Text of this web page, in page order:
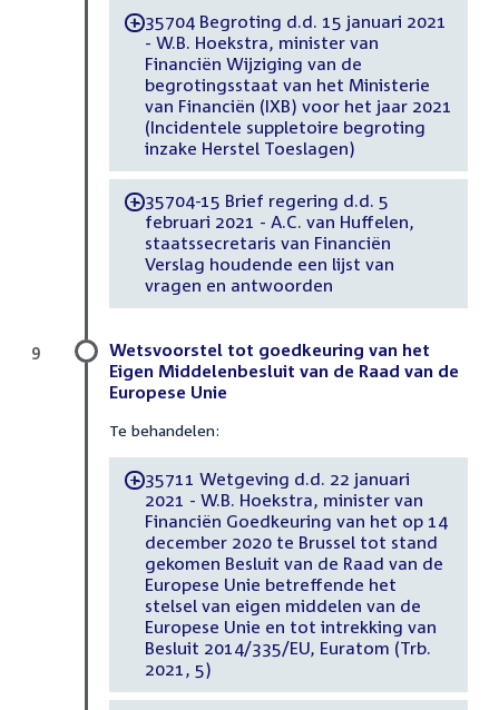
-35704 Begroting d.d. 15 januari 2021
- W.B. Hoekstra, minister van
Financiën Wijziging van de
begrotingsstaat van het Ministerie
van Financiën (IXB) voor het jaar 2021
(Incidentele suppletoire begroting
inzake Herstel Toeslagen)
-35704-15 Brief regering d.d. 5
februari 2021 - A.C. van Huffelen,
staatssecretaris van Financiën
Verslag houdende een lijst van
vragen en antwoorden
Wetsvoorstel tot goedkeuring van het
Eigen Middelenbesluit van de Raad van de
Europese Unie
Te behandelen:
-35711 Wetgeving d.d. 22 januari
2021 - W.B. Hoekstra, minister van
Financiën Goedkeuring van het op 14
december 2020 te Brussel tot stand
gekomen Besluit van de Raad van de
Europese Unie betreffende het
stelsel van eigen middelen van de
Europese Unie en tot intrekking van
Besluit 2014/335/EU, Euratom (Trb.
2021, 5)
9